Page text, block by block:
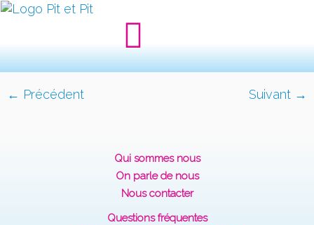
← Précédent Suivant →
Qui sommes nous
On parle de nous
Nous contacter
Questions fréquentes